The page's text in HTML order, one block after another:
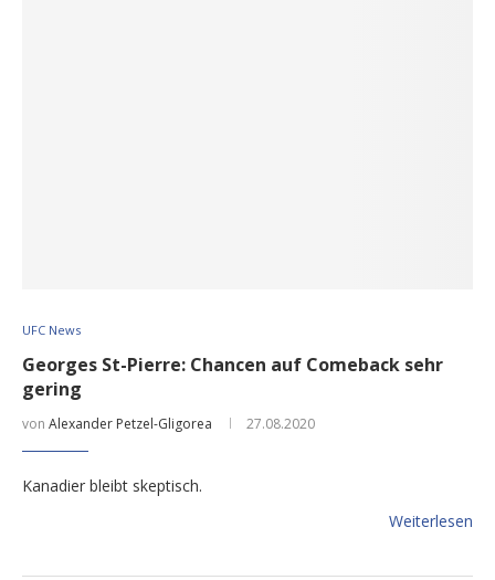
UFC News
Georges St-Pierre: Chancen auf Comeback sehr
gering
von Alexander Petzel-Gligorea 27.08.2020
Kanadier bleibt skeptisch.
Weiterlesen